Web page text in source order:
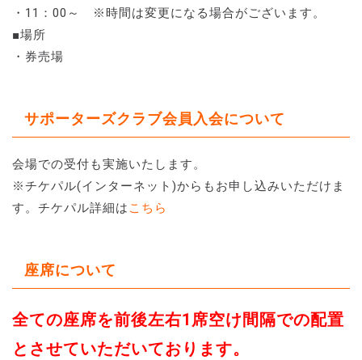
・11：00～ ※時間は変更になる場合がございます。
■場所
・券売場
サポーターズクラブ会員入会について
会場での受付も実施いたします。
※チケパル(インターネット)からもお申し込みいただけま
す。チケパル詳細は こちら
座席について
全ての座席を前後左右1席空け間隔での配置
とさせていただいております。